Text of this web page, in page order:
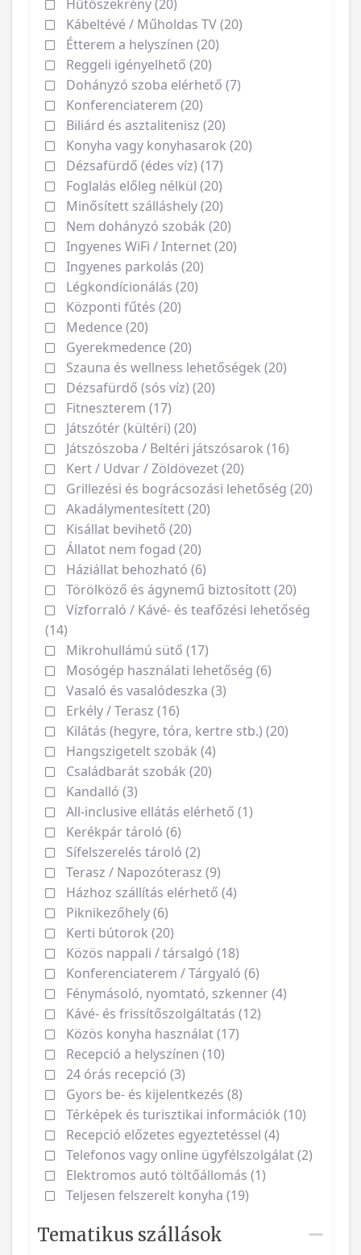
Hűtőszekrény (20)
Kábeltévé / Műholdas TV (20)
Étterem a helyszínen (20)
Reggeli igényelhető (20)
Dohányzó szoba elérhető (7)
Konferenciaterem (20)
Biliárd és asztalitenisz (20)
Konyha vagy konyhasarok (20)
Dézsafürdő (édes víz) (17)
Foglalás előleg nélkül (20)
Minősített szálláshely (20)
Nem dohányzó szobák (20)
Ingyenes WiFi / Internet (20)
Ingyenes parkolás (20)
Légkondícionálás (20)
Központi fűtés (20)
Medence (20)
Gyerekmedence (20)
Szauna és wellness lehetőségek (20)
Dézsafürdő (sós víz) (20)
Fitneszterem (17)
Játszótér (kültéri) (20)
Játszószoba / Beltéri játszósarok (16)
Kert / Udvar / Zöldövezet (20)
Grillezési és bográcsozási lehetőség (20)
Akadálymentesített (20)
Kisállat bevihető (20)
Állatot nem fogad (20)
Háziállat behozható (6)
Törölköző és ágynemű biztosított (20)
Vízforraló / Kávé- és teafőzési lehetőség
(14)
Mikrohullámú sütő (17)
Mosógép használati lehetőség (6)
Vasaló és vasalódeszka (3)
Erkély / Terasz (16)
Kilátás (hegyre, tóra, kertre stb.) (20)
Hangszigetelt szobák (4)
Családbarát szobák (20)
Kandalló (3)
All-inclusive ellátás elérhető (1)
Kerékpár tároló (6)
Sífelszerelés tároló (2)
Terasz / Napozóterasz (9)
Házhoz szállítás elérhető (4)
Piknikezőhely (6)
Kerti bútorok (20)
Közös nappali / társalgó (18)
Konferenciaterem / Tárgyaló (6)
Fénymásoló, nyomtató, szkenner (4)
Kávé- és frissítőszolgáltatás (12)
Közös konyha használat (17)
Recepció a helyszínen (10)
24 órás recepció (3)
Gyors be- és kijelentkezés (8)
Térképek és turisztikai információk (10)
Recepció előzetes egyeztetéssel (4)
Telefonos vagy online ügyfélszolgálat (2)
Elektromos autó töltőállomás (1)
Teljesen felszerelt konyha (19)
Tematikus szállások